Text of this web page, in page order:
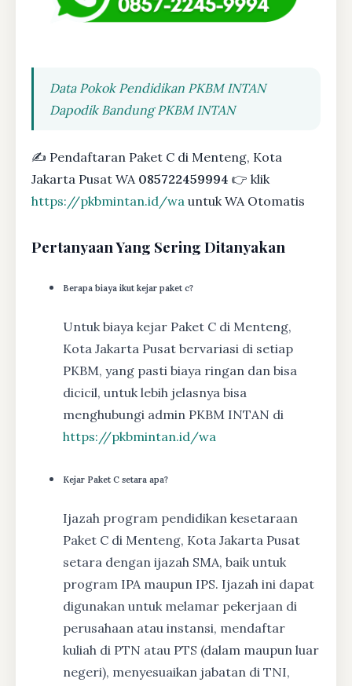
Data Pokok Pendidikan PKBM INTAN
Dapodik Bandung PKBM INTAN
✍ Pendaftaran Paket C di Menteng, Kota
Jakarta Pusat WA 085722459994 👉 klik
https://pkbmintan.id/wa untuk WA Otomatis
Pertanyaan Yang Sering Ditanyakan
Berapa biaya ikut kejar paket c?
Untuk biaya kejar Paket C di Menteng,
Kota Jakarta Pusat bervariasi di setiap
PKBM, yang pasti biaya ringan dan bisa
dicicil, untuk lebih jelasnya bisa
menghubungi admin PKBM INTAN di
https://pkbmintan.id/wa
Kejar Paket C setara apa?
Ijazah program pendidikan kesetaraan
Paket C di Menteng, Kota Jakarta Pusat
setara dengan ijazah SMA, baik untuk
program IPA maupun IPS. Ijazah ini dapat
digunakan untuk melamar pekerjaan di
perusahaan atau instansi, mendaftar
kuliah di PTN atau PTS (dalam maupun luar
negeri), menyesuaikan jabatan di TNI,